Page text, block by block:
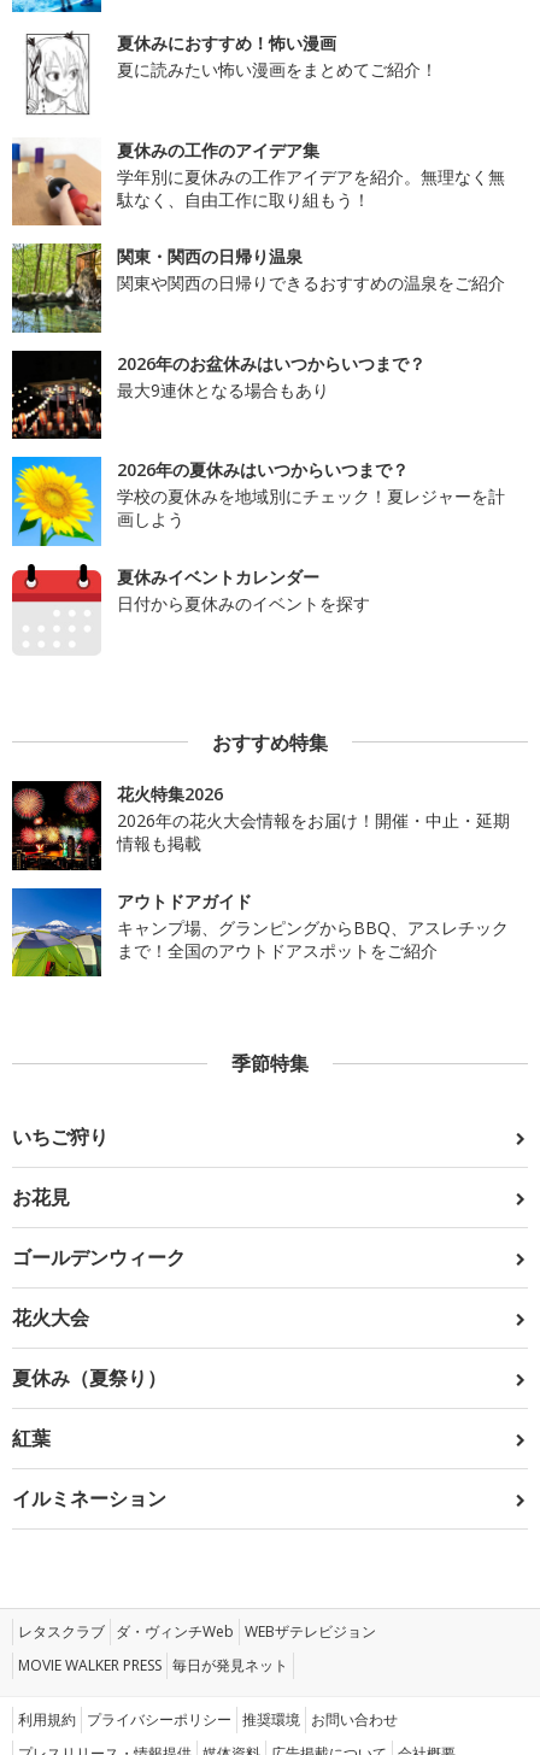
夏休みにおすすめ！怖い漫画
夏に読みたい怖い漫画をまとめてご紹介！
夏休みの工作のアイデア集
学年別に夏休みの工作アイデアを紹介。無理なく無
駄なく、自由工作に取り組もう！
関東・関西の日帰り温泉
関東や関西の日帰りできるおすすめの温泉をご紹介
2026年のお盆休みはいつからいつまで？
最大9連休となる場合もあり
2026年の夏休みはいつからいつまで？
学校の夏休みを地域別にチェック！夏レジャーを計
画しよう
夏休みイベントカレンダー
日付から夏休みのイベントを探す
おすすめ特集
花火特集2026
2026年の花火大会情報をお届け！開催・中止・延期
情報も掲載
アウトドアガイド
キャンプ場、グランピングからBBQ、アスレチック
まで！全国のアウトドアスポットをご紹介
季節特集
いちご狩り
お花見
ゴールデンウィーク
花火大会
夏休み（夏祭り）
紅葉
イルミネーション
レタスクラブ ダ・ヴィンチWeb WEBザテレビジョン
MOVIE WALKER PRESS 毎日が発見ネット
利用規約 プライバシーポリシー 推奨環境 お問い合わせ